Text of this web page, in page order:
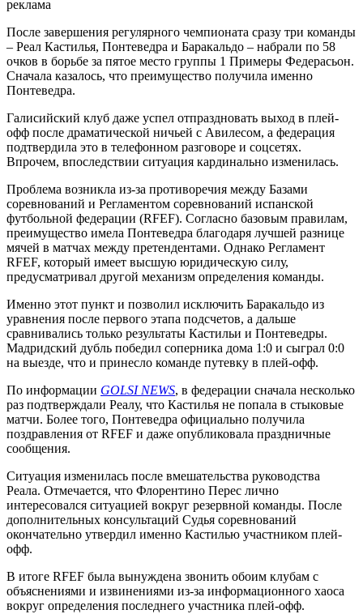
реклама
После завершения регулярного чемпионата сразу три команды
– Реал Кастилья, Понтеведра и Баракальдо – набрали по 58
очков в борьбе за пятое место группы 1 Примеры Федерасьон.
Сначала казалось, что преимущество получила именно
Понтеведра.
Галисийский клуб даже успел отпраздновать выход в плей-
офф после драматической ничьей с Авилесом, а федерация
подтвердила это в телефонном разговоре и соцсетях.
Впрочем, впоследствии ситуация кардинально изменилась.
Проблема возникла из-за противоречия между Базами
соревнований и Регламентом соревнований испанской
футбольной федерации (RFEF). Согласно базовым правилам,
преимущество имела Понтеведра благодаря лучшей разнице
мячей в матчах между претендентами. Однако Регламент
RFEF, который имеет высшую юридическую силу,
предусматривал другой механизм определения команды.
Именно этот пункт и позволил исключить Баракальдо из
уравнения после первого этапа подсчетов, а дальше
сравнивались только результаты Кастильи и Понтеведры.
Мадридский дубль победил соперника дома 1:0 и сыграл 0:0
на выезде, что и принесло команде путевку в плей-офф.
По информации GOLSI NEWS, в федерации сначала несколько
раз подтверждали Реалу, что Кастилья не попала в стыковые
матчи. Более того, Понтеведра официально получила
поздравления от RFEF и даже опубликовала праздничные
сообщения.
Ситуация изменилась после вмешательства руководства
Реала. Отмечается, что Флорентино Перес лично
интересовался ситуацией вокруг резервной команды. После
дополнительных консультаций Судья соревнований
окончательно утвердил именно Кастилью участником плей-
офф.
В итоге RFEF была вынуждена звонить обоим клубам с
объяснениями и извинениями из-за информационного хаоса
вокруг определения последнего участника плей-офф.